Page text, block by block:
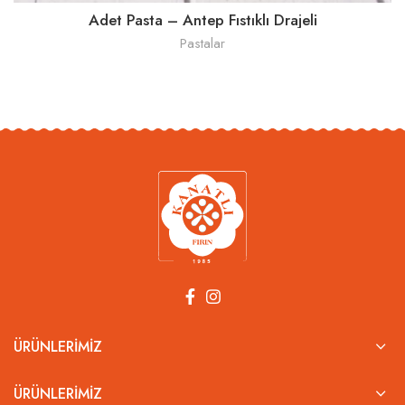
Adet Pasta – Antep Fıstıklı Drajeli
Pastalar
ÜRÜNLERIMIZ
ÜRÜNLERIMIZ